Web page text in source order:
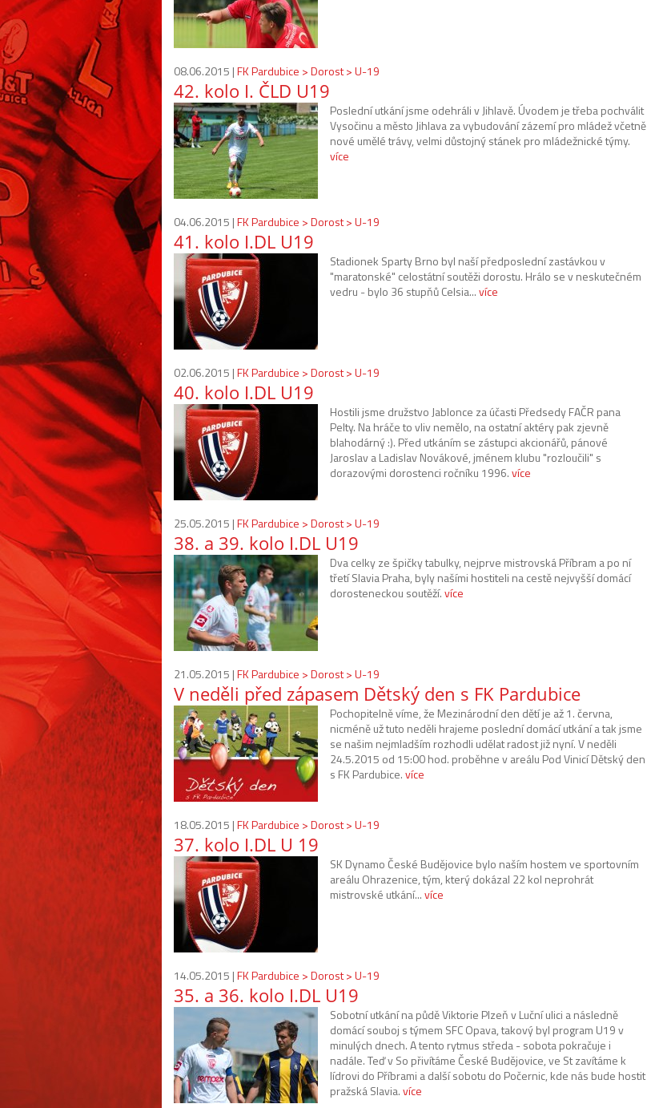
08.06.2015 |FK Pardubice > Dorost > U-19
42. kolo I. ČLD U19
Poslední utkání jsme odehráli v Jihlavě. Úvodem je třeba pochválit
Vysočinu a město Jihlava za vybudování zázemí pro mládež včetně
nové umělé trávy, velmi důstojný stánek pro mládežnické týmy.
více
04.06.2015 |FK Pardubice > Dorost > U-19
41. kolo I.DL U19
Stadionek Sparty Brno byl naší předposlední zastávkou v
"maratonské" celostátní soutěži dorostu. Hrálo se v neskutečném
vedru - bylo 36 stupňů Celsia...více
02.06.2015 |FK Pardubice > Dorost > U-19
40. kolo I.DL U19
Hostili jsme družstvo Jablonce za účasti Předsedy FAČR pana
Pelty. Na hráče to vliv nemělo, na ostatní aktéry pak zjevně
blahodárný :). Před utkáním se zástupci akcionářů, pánové
Jaroslav a Ladislav Novákové, jménem klubu "rozloučili" s
dorazovými dorostenci ročníku 1996.více
25.05.2015 |FK Pardubice > Dorost > U-19
38. a 39. kolo I.DL U19
Dva celky ze špičky tabulky, nejprve mistrovská Příbram a po ní
třetí Slavia Praha, byly našími hostiteli na cestě nejvyšší domácí
dorosteneckou soutěží.více
21.05.2015 |FK Pardubice > Dorost > U-19
V neděli před zápasem Dětský den s FK Pardubice
Pochopitelně víme, že Mezinárodní den dětí je až 1. června,
nicméně už tuto neděli hrajeme poslední domácí utkání a tak jsme
se našim nejmladším rozhodli udělat radost již nyní. V neděli
24.5.2015 od 15:00 hod. proběhne v areálu Pod Vinicí Dětský den
s FK Pardubice.více
18.05.2015 |FK Pardubice > Dorost > U-19
37. kolo I.DL U 19
SK Dynamo České Budějovice bylo naším hostem ve sportovním
areálu Ohrazenice, tým, který dokázal 22 kol neprohrát
mistrovské utkání...více
14.05.2015 |FK Pardubice > Dorost > U-19
35. a 36. kolo I.DL U19
Sobotní utkání na půdě Viktorie Plzeň v Luční ulici a následně
domácí souboj s týmem SFC Opava, takový byl program U19 v
minulých dnech. A tento rytmus středa - sobota pokračuje i
nadále. Teď v So přivítáme České Budějovice, ve St zavítáme k
lídrovi do Příbrami a další sobotu do Počernic, kde nás bude hostit
pražská Slavia.více